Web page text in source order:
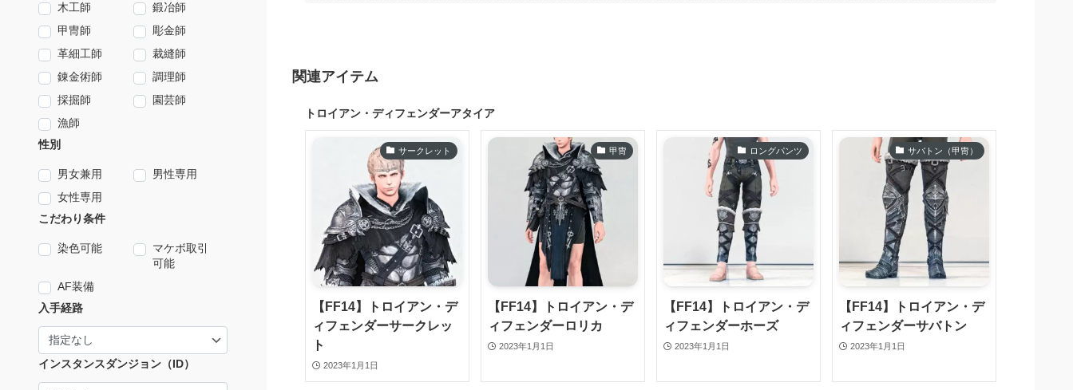
関連アイテム
トロイアン・ディフェンダーアタイア
サークレット
【FF14】トロイアン・デ
ィフェンダーサークレッ
ト
2023年1月1日
甲冑
【FF14】トロイアン・デ
ィフェンダーロリカ
2023年1月1日
ロングパンツ
【FF14】トロイアン・デ
ィフェンダーホーズ
2023年1月1日
サバトン（甲冑）
【FF14】トロイアン・デ
ィフェンダーサバトン
2023年1月1日
木工師
鍛冶師
甲冑師
彫金師
革細工師
裁縫師
錬金術師
調理師
採掘師
園芸師
漁師
性別
男女兼用
男性専用
女性専用
こだわり条件
染色可能
マケボ取引
可能
AF装備
入手経路
インスタンスダンジョン（ID）